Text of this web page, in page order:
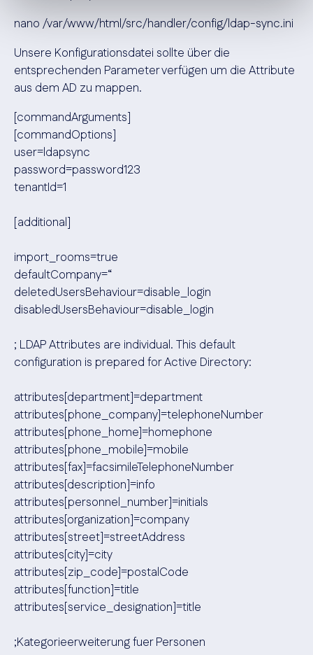
nano /var/www/html/src/handler/config/ldap-sync.ini
Unsere Konfigurationsdatei sollte über die
entsprechenden Parameter verfügen um die Attribute
aus dem AD zu mappen.
[commandArguments]
[commandOptions]
user=ldapsync
password=password123
tenantId=1
[additional]
import_rooms=true
defaultCompany=“
deletedUsersBehaviour=disable_login
disabledUsersBehaviour=disable_login
; LDAP Attributes are individual. This default
configuration is prepared for Active Directory:
attributes[department]=department
attributes[phone_company]=telephoneNumber
attributes[phone_home]=homephone
attributes[phone_mobile]=mobile
attributes[fax]=facsimileTelephoneNumber
attributes[description]=info
attributes[personnel_number]=initials
attributes[organization]=company
attributes[street]=streetAddress
attributes[city]=city
attributes[zip_code]=postalCode
attributes[function]=title
attributes[service_designation]=title
;Kategorieerweiterung fuer Personen